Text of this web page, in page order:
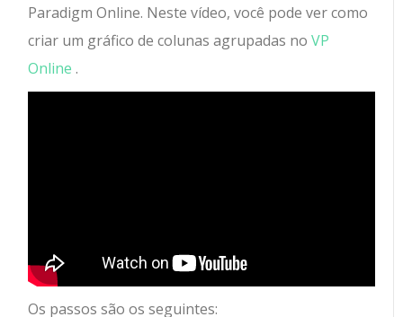
Paradigm Online. Neste vídeo, você pode ver como
criar um gráfico de colunas agrupadas noVP
Online .
Os passos são os seguintes: